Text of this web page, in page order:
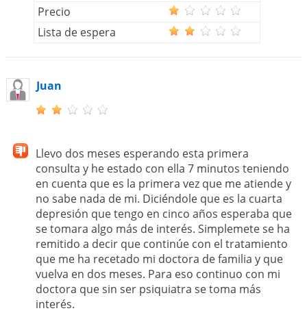
Precio
Lista de espera
Juan
Llevo dos meses esperando esta primera
consulta y he estado con ella 7 minutos teniendo
en cuenta que es la primera vez que me atiende y
no sabe nada de mi. Diciéndole que es la cuarta
depresión que tengo en cinco años esperaba que
se tomara algo más de interés. Simplemete se ha
remitido a decir que continúe con el tratamiento
que me ha recetado mi doctora de familia y que
vuelva en dos meses. Para eso continuo con mi
doctora que sin ser psiquiatra se toma más
interés.